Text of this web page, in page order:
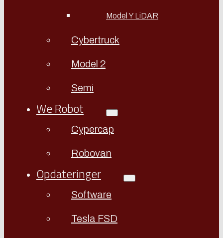
Model Y LiDAR
Cybertruck
Model 2
Semi
We Robot
Cypercap
Robovan
Opdateringer
Software
Tesla FSD